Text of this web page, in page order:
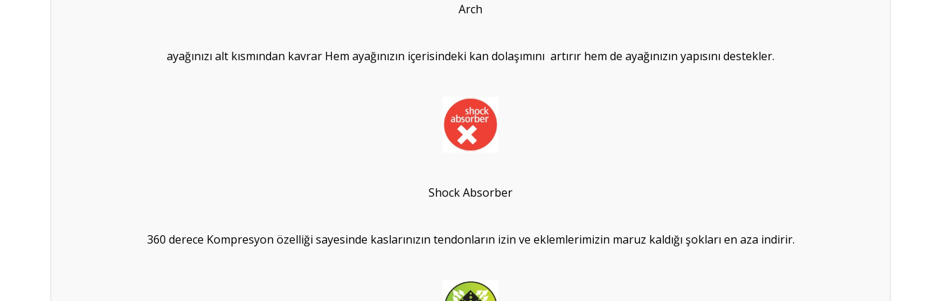
Arch
ayağınızı alt kısmından kavrar Hem ayağınızın içerisindeki kan dolaşımını artırır hem de ayağınızın yapısını destekler.
Shock Absorber
360 derece Kompresyon özelliği sayesinde kaslarınızın tendonların izin ve eklemlerimizin maruz kaldığı şokları en aza indirir.